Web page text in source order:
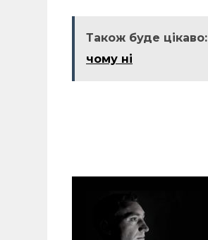
Також буде цікаво:
чому ні